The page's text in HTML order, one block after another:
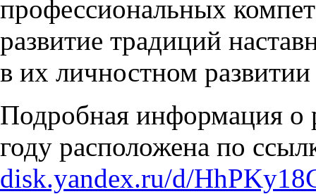
профессиональных
развитие традиций
в их личностном
Подробная информация о
году расположена по
disk.yandex.ru/d/